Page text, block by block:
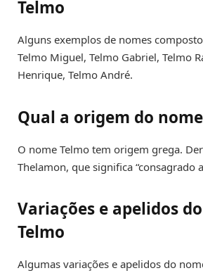
Telmo
Alguns exemplos de nomes
Telmo Miguel, Telmo Gabriel, Telmo
Henrique, Telmo André.
Qual a origem do
O nome Telmo tem origem grega.
Thelamon, que significa “consagrado
Variações e apelidos
Telmo
Algumas variações e apelidos do